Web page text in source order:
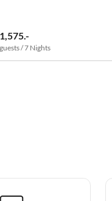
/ 7 Nights